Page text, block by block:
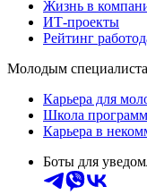
Жизнь в
ИТ-проекты
Рейтинг
Молодым
Карьера для
Школа
Карьера в
Боты для